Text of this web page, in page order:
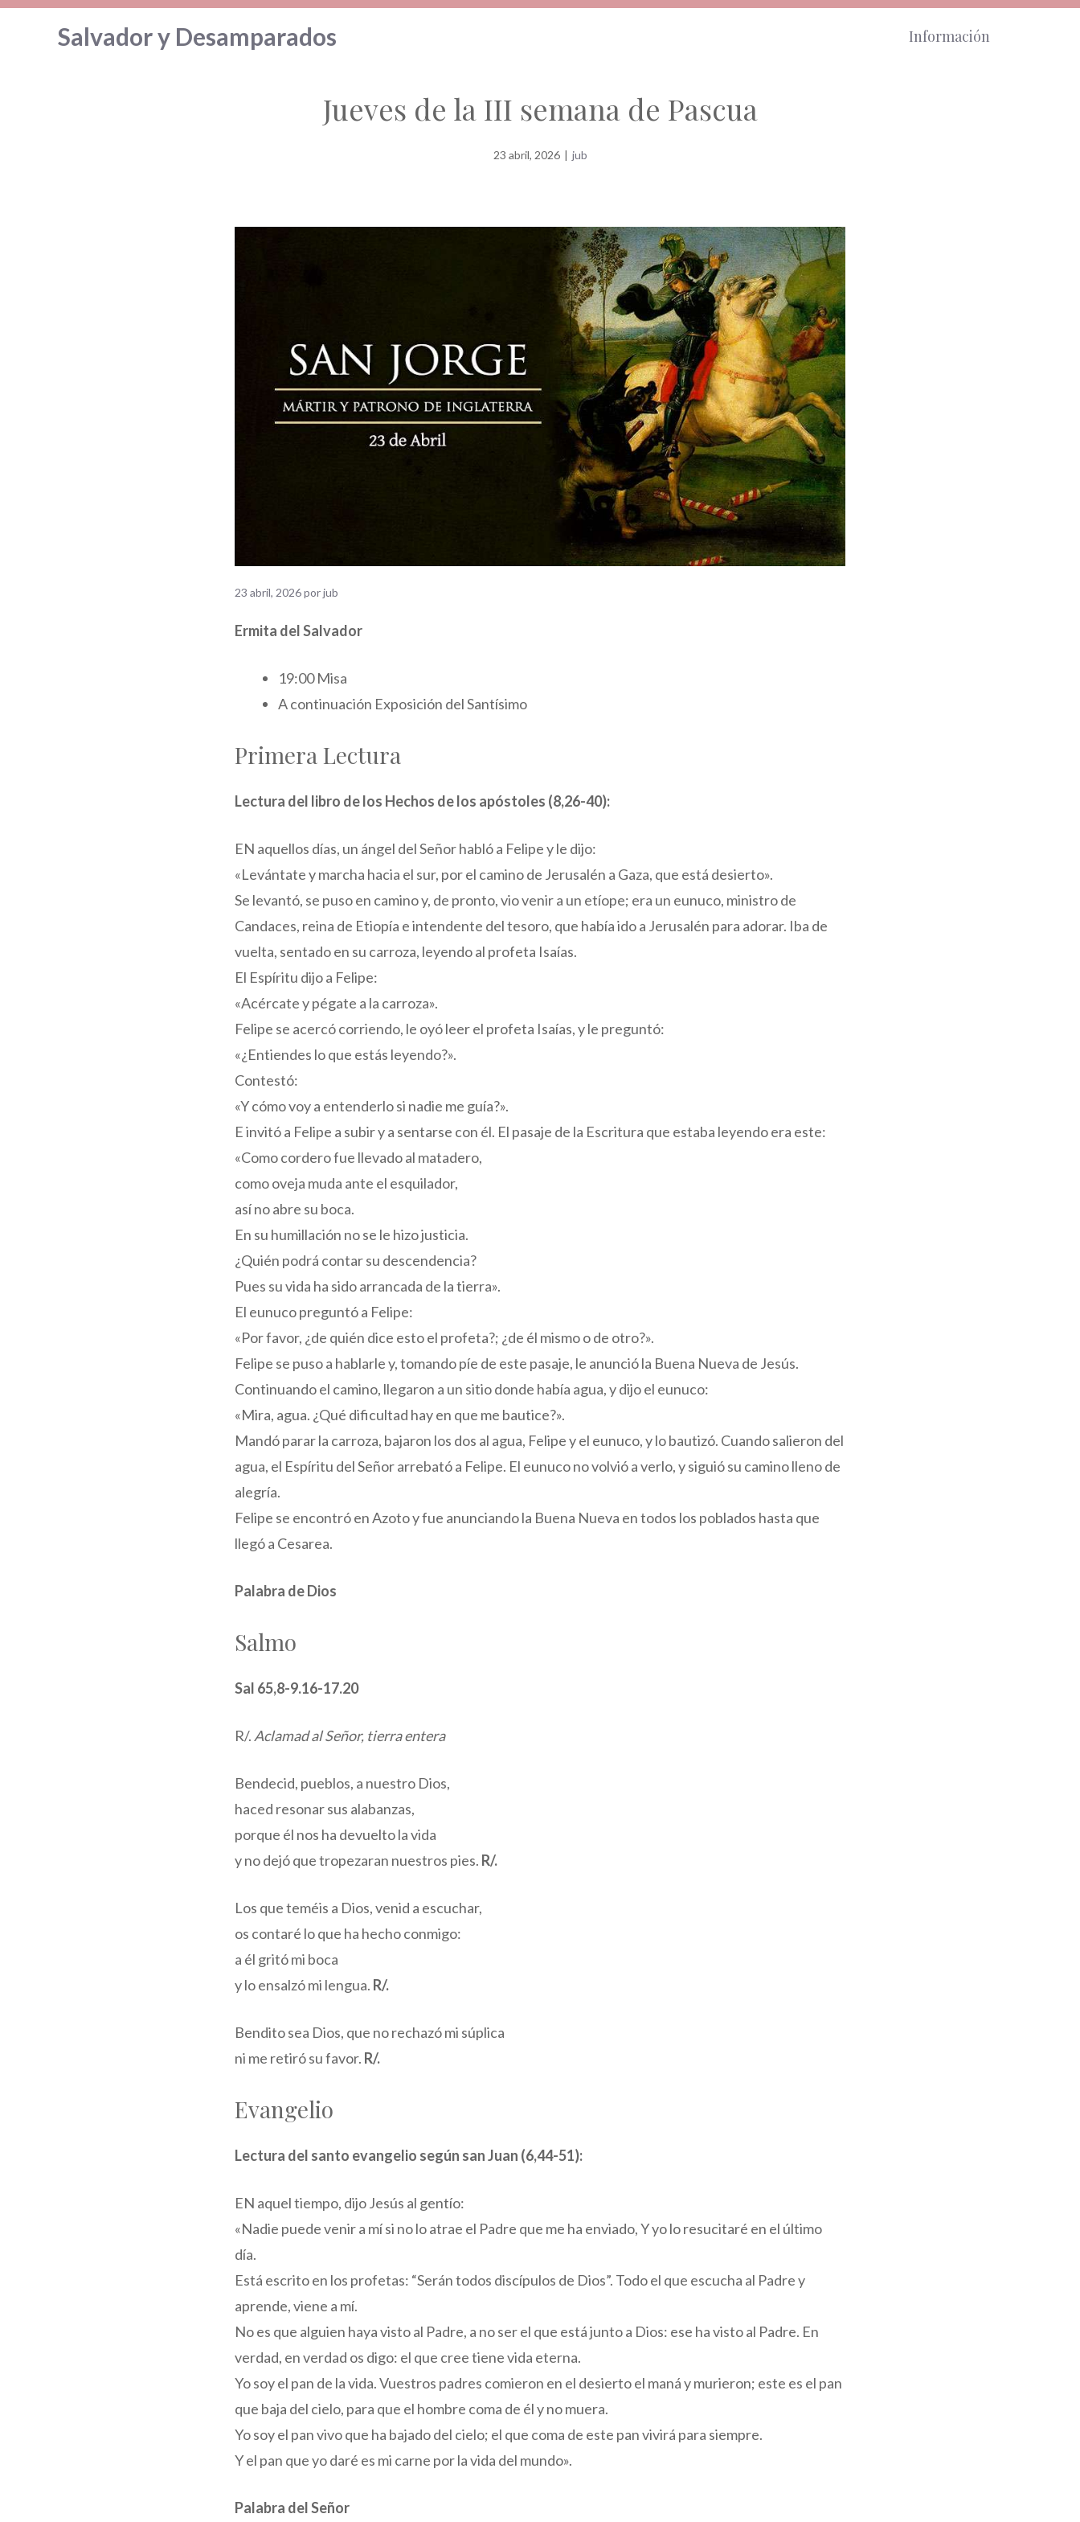
Saltar
Salvador y Desamparados Información
Jueves de la III semana de Pascua
23 abril, 2026 | jub
23 abril, 2026porjub
Ermita del Salvador
19:00 Misa
A continuación Exposición del Santísimo
Primera Lectura
Lectura del libro de los Hechos de los apóstoles (8,26-40):
EN aquellos días, un ángel del Señor habló a Felipe y le dijo:
«Levántate y marcha hacia el sur, por el camino de Jerusalén a Gaza, que está desierto».
Se levantó, se puso en camino y, de pronto, vio venir a un etíope; era un eunuco, ministro de
Candaces, reina de Etiopía e intendente del tesoro, que había ido a Jerusalén para adorar. Iba de
vuelta, sentado en su carroza, leyendo al profeta Isaías.
El Espíritu dijo a Felipe:
«Acércate y pégate a la carroza».
Felipe se acercó corriendo, le oyó leer el profeta Isaías, y le preguntó:
«¿Entiendes lo que estás leyendo?».
Contestó:
«Y cómo voy a entenderlo si nadie me guía?».
E invitó a Felipe a subir y a sentarse con él. El pasaje de la Escritura que estaba leyendo era este:
«Como cordero fue llevado al matadero,
como oveja muda ante el esquilador,
así no abre su boca.
En su humillación no se le hizo justicia.
¿Quién podrá contar su descendencia?
Pues su vida ha sido arrancada de la tierra».
El eunuco preguntó a Felipe:
«Por favor, ¿de quién dice esto el profeta?; ¿de él mismo o de otro?».
Felipe se puso a hablarle y, tomando píe de este pasaje, le anunció la Buena Nueva de Jesús.
Continuando el camino, llegaron a un sitio donde había agua, y dijo el eunuco:
«Mira, agua. ¿Qué dificultad hay en que me bautice?».
Mandó parar la carroza, bajaron los dos al agua, Felipe y el eunuco, y lo bautizó. Cuando salieron del
agua, el Espíritu del Señor arrebató a Felipe. El eunuco no volvió a verlo, y siguió su camino lleno de
alegría.
Felipe se encontró en Azoto y fue anunciando la Buena Nueva en todos los poblados hasta que
llegó a Cesarea.
Palabra de Dios
Salmo
Sal 65,8-9.16-17.20
R/.Aclamad al Señor, tierra entera
Bendecid, pueblos, a nuestro Dios,
haced resonar sus alabanzas,
porque él nos ha devuelto la vida
y no dejó que tropezaran nuestros pies. R/.
Los que teméis a Dios, venid a escuchar,
os contaré lo que ha hecho conmigo:
a él gritó mi boca
y lo ensalzó mi lengua. R/.
Bendito sea Dios, que no rechazó mi súplica
ni me retiró su favor. R/.
Evangelio
Lectura del santo evangelio según san Juan (6,44-51):
EN aquel tiempo, dijo Jesús al gentío:
«Nadie puede venir a mí si no lo atrae el Padre que me ha enviado, Y yo lo resucitaré en el último
día.
Está escrito en los profetas: “Serán todos discípulos de Dios”. Todo el que escucha al Padre y
aprende, viene a mí.
No es que alguien haya visto al Padre, a no ser el que está junto a Dios: ese ha visto al Padre. En
verdad, en verdad os digo: el que cree tiene vida eterna.
Yo soy el pan de la vida. Vuestros padres comieron en el desierto el maná y murieron; este es el pan
que baja del cielo, para que el hombre coma de él y no muera.
Yo soy el pan vivo que ha bajado del cielo; el que coma de este pan vivirá para siempre.
Y el pan que yo daré es mi carne por la vida del mundo».
Palabra del Señor